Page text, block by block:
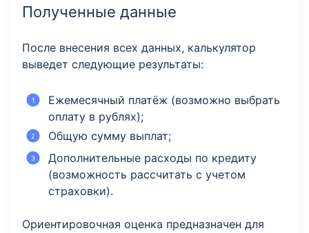
Полученные данные
После внесения всех данных, калькулятор
выведет следующие результаты:
Ежемесячный платёж (возможно выбрать
оплату в рублях);
Общую сумму выплат;
Дополнительные расходы по кредиту
(возможность рассчитать с учетом
страховки).
Ориентировочная оценка предназначен для